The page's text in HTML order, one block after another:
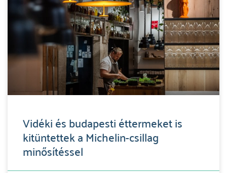
Vidéki és budapesti éttermeket is
kitüntettek a Michelin-csillag
minősítéssel